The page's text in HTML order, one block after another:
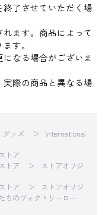
了させていただく場
ます。商品によって
す。
なる場合がございま
際の商品と異なる場
グッズ
International
トア
トア
ストアオリジ
トア
ストアオリジ
ちのヴィクトリーロー